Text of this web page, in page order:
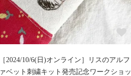
［2024/10/6(日)オンライン］リスのアルフ
ァベット刺繍キット発売記念ワークショッ